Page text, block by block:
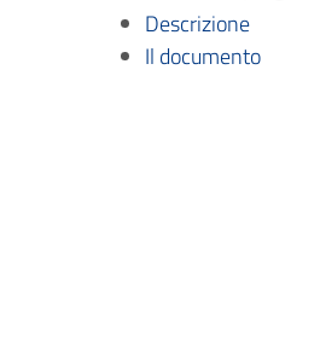
Descrizione
Il documento